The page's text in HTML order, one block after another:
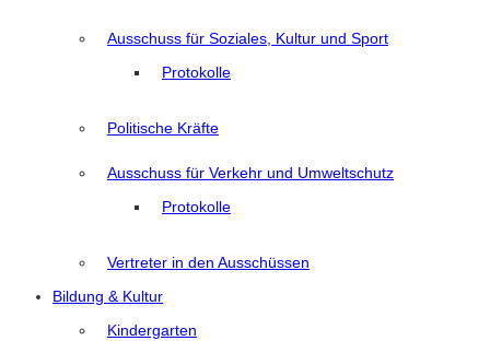
Ausschuss für Soziales, Kultur und Sport
Protokolle
Politische Kräfte
Ausschuss für Verkehr und Umweltschutz
Protokolle
Vertreter in den Ausschüssen
Bildung & Kultur
Kindergarten